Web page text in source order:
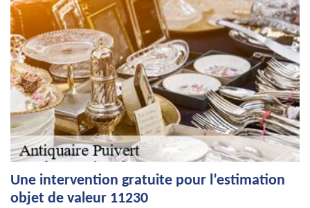
Une intervention gratuite pour l’estimation
objet de valeur 11230